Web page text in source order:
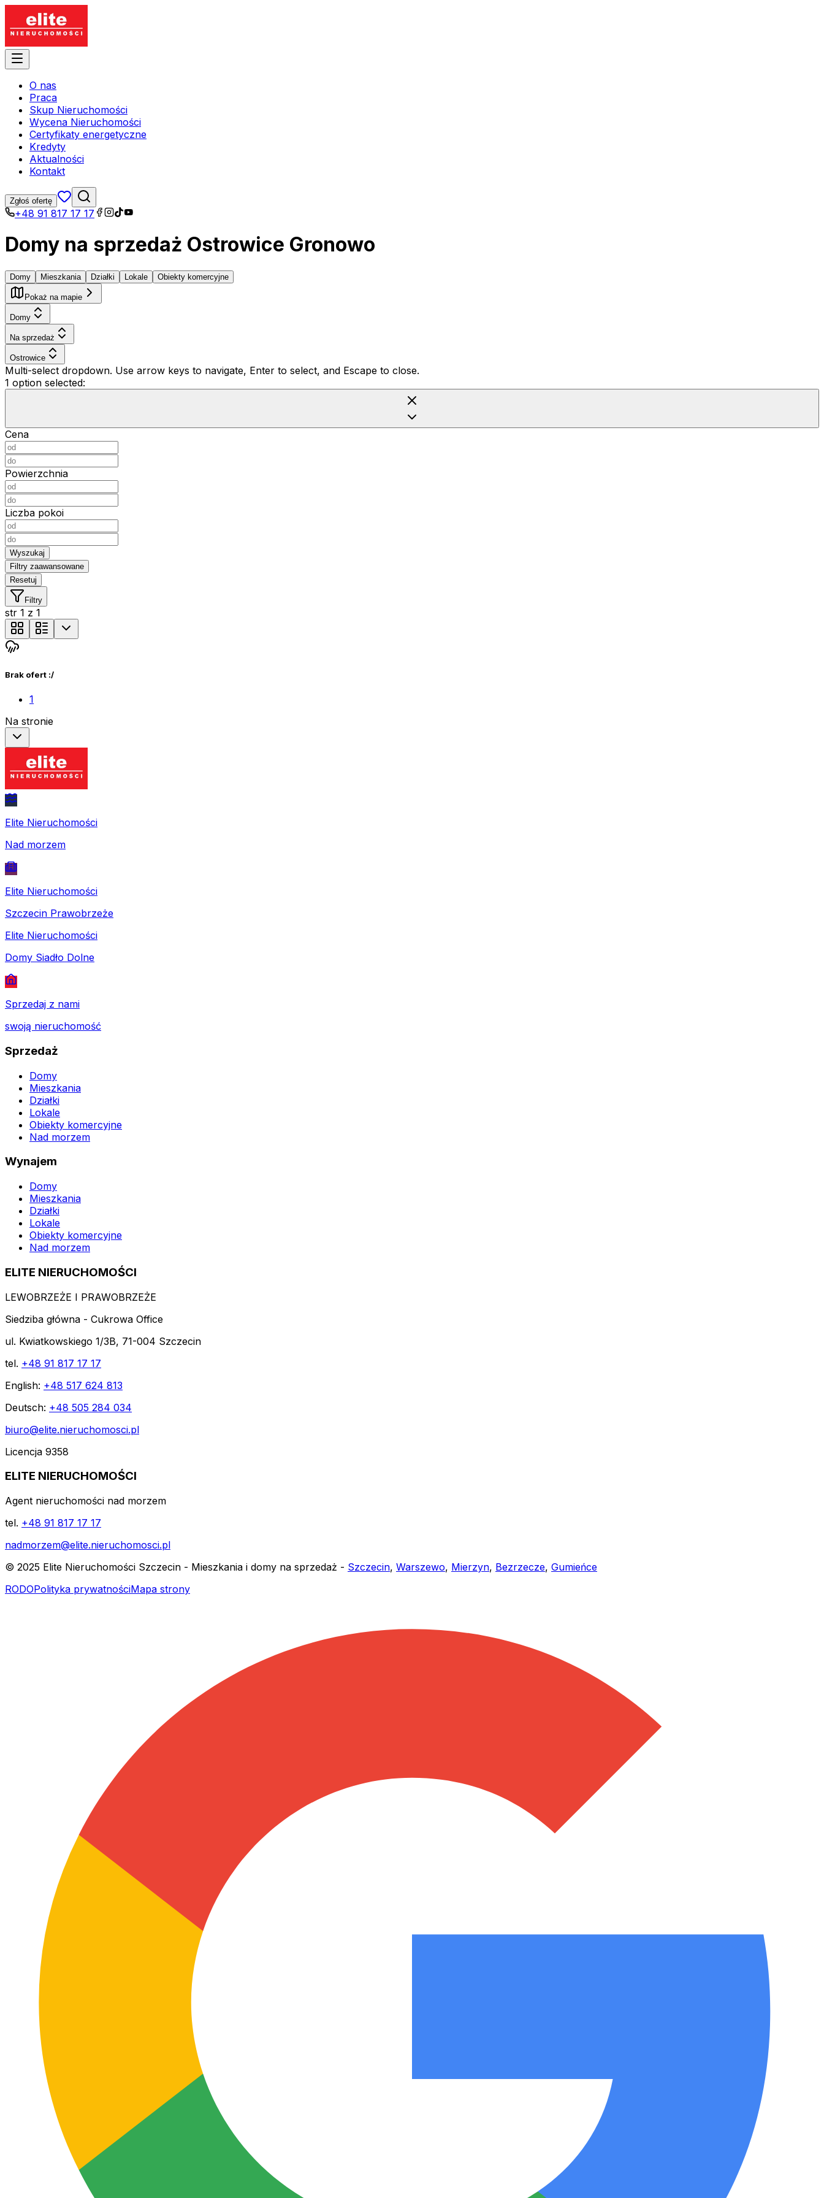
O nas
Praca
Skup Nieruchomości
Wycena Nieruchomości
Certyfikaty energetyczne
Kredyty
Aktualności
Kontakt
Zgłoś ofertę
+48 91 817 17 17
Domy na sprzedaż Ostrowice Gronowo
Domy Mieszkania Działki Lokale Obiekty komercyjne
Pokaż na mapie
Domy
Na sprzedaż
Ostrowice
Multi-select dropdown. Use arrow keys to navigate, Enter to select, and Escape to close.
1 option selected:
Cena
Powierzchnia
Liczba pokoi
Wyszukaj
Filtry zaawansowane
Resetuj
Filtry
str 1 z 1
Brak ofert :/
1
Na stronie
Elite Nieruchomości
Nad morzem
Elite Nieruchomości
Szczecin Prawobrzeże
Elite Nieruchomości
Domy Siadło Dolne
Sprzedaj z nami
swoją nieruchomość
Sprzedaż
Domy
Mieszkania
Działki
Lokale
Obiekty komercyjne
Nad morzem
Wynajem
Domy
Mieszkania
Działki
Lokale
Obiekty komercyjne
Nad morzem
ELITE NIERUCHOMOŚCI
LEWOBRZEŻE I PRAWOBRZEŻE
Siedziba główna - Cukrowa Office
ul. Kwiatkowskiego 1/3B, 71-004 Szczecin
tel. +48 91 817 17 17
English: +48 517 624 813
Deutsch: +48 505 284 034
biuro@elite.nieruchomosci.pl
Licencja 9358
ELITE NIERUCHOMOŚCI
Agent nieruchomości nad morzem
tel. +48 91 817 17 17
nadmorzem@elite.nieruchomosci.pl
© 2025 Elite Nieruchomości Szczecin - Mieszkania i domy na sprzedaż - Szczecin, Warszewo, Mierzyn, Bezrzecze, Gumieńce
RODOPolityka prywatnościMapa strony